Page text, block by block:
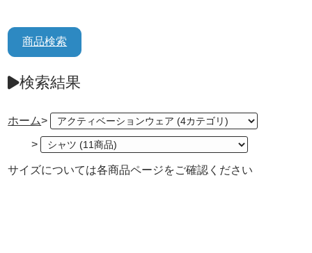
商品検索
検索結果
ホーム>
>
サイズについては各商品ページをご確認ください